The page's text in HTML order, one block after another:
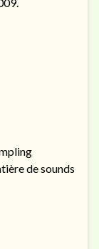
de sounds